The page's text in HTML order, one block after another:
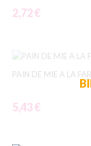
2,72 €
PAIN DE MIE A LA
5,43 €